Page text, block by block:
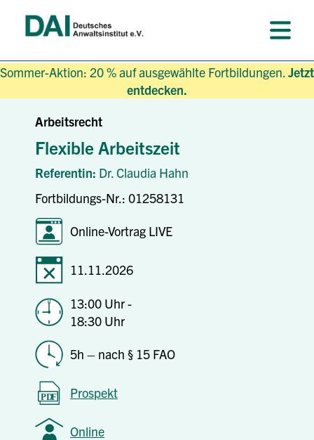
Sommer-Aktion: 20 % auf ausgewählte Fortbildungen.Jetzt
entdecken.
Arbeitsrecht
Flexible Arbeitszeit
Referentin: Dr. Claudia Hahn
Fortbildungs-Nr.: 01258131
Online-Vortrag LIVE
11.11.2026
13:00 Uhr -
18:30 Uhr
5h – nach § 15 FAO
Prospekt
Online